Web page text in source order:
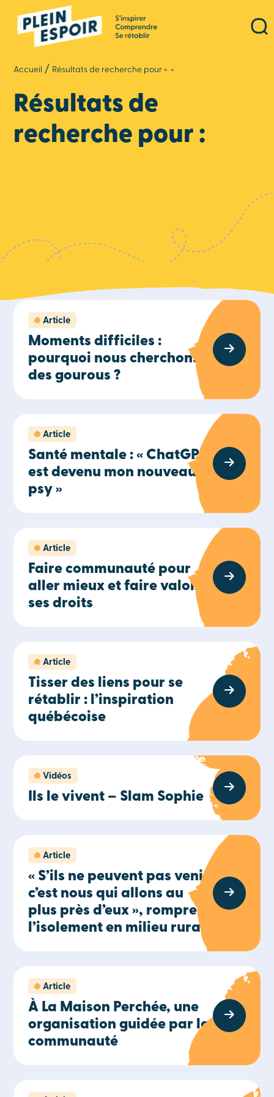
Accueil / Résultats de recherche pour « »
Résultats de
recherche pour :
Article
Moments difficiles :
pourquoi nous cherchons
des gourous ?
Article
Santé mentale : « ChatGPT
est devenu mon nouveau
psy »
Article
Faire communauté pour
aller mieux et faire valoir
ses droits
Article
Tisser des liens pour se
rétablir : l’inspiration
québécoise
Vidéos
Ils le vivent – Slam Sophie
Article
« S’ils ne peuvent pas venir,
c’est nous qui allons au
plus près d’eux », rompre
l’isolement en milieu rural
Article
À La Maison Perchée, une
organisation guidée par la
communauté
Panneau de gestion des cookies